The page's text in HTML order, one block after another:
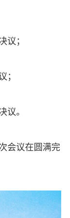
议；
；
议。
会议在圆满完